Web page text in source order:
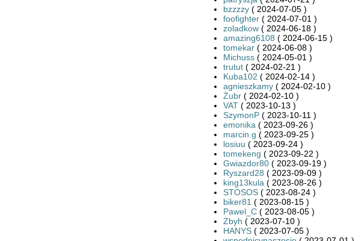
bzzzzy( 2024-07-05 )
foofighter( 2024-07-01 )
zoladkow( 2024-06-18 )
amazing6108 ( 2024-06-15 )
tomekar( 2024-06-08 )
Michuss( 2024-05-01 )
trutut( 2024-02-21 )
Kuba102 ( 2024-02-14 )
agnieszkamy( 2024-02-10 )
Żubr( 2024-02-10 )
VAT( 2023-10-13 )
SzymonP( 2023-10-11 )
emonika ( 2023-09-26 )
marcin.g ( 2023-09-25 )
losiuu ( 2023-09-24 )
tomekeng ( 2023-09-22 )
Gwiazdor80( 2023-09-19 )
Ryszard28 ( 2023-09-09 )
king13kula ( 2023-08-26 )
STOSOS ( 2023-08-24 )
biker81 ( 2023-08-15 )
Pawel_C( 2023-08-05 )
Zbyh ( 2023-07-10 )
HANYS( 2023-07-05 )